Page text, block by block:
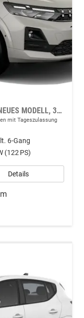
Journey 1.2 Eco-G 120 LPG/Benzin, NEUES MODELL, 3J Garantie, 16" ALU, Klimaautomatik, Lederlenkrad, Parksensoren vorn/hinten, Rückfahrkamera, Toter-Winkel, Hands-Free, Tempomat, Multimedia System 10" + Smartphone-Spiegelung, 4x FH elektr, NSW, Armlehne
mit Tageszulassung
6-Gang
(122 PS)
Details